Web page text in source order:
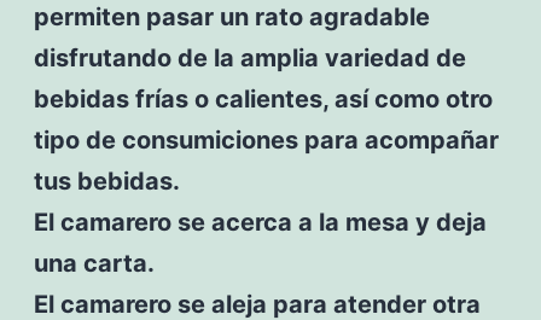
permiten pasar un rato agradable
disfrutando de la amplia variedad de
bebidas frías o calientes, así como otro
tipo de consumiciones para acompañar
tus bebidas.
El camarero se acerca a la mesa y deja
una carta.
El camarero se aleja para atender otra